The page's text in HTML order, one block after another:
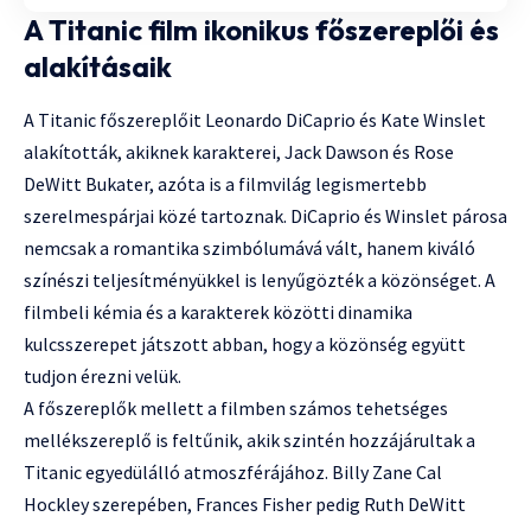
A Titanic film ikonikus főszereplői és
alakításaik
A Titanic főszereplőit Leonardo DiCaprio és Kate Winslet
alakították, akiknek karakterei, Jack Dawson és Rose
DeWitt Bukater, azóta is a filmvilág legismertebb
szerelmespárjai közé tartoznak. DiCaprio és Winslet párosa
nemcsak a romantika szimbólumává vált, hanem kiváló
színészi teljesítményükkel is lenyűgözték a közönséget. A
filmbeli kémia és a karakterek közötti dinamika
kulcsszerepet játszott abban, hogy a közönség együtt
tudjon érezni velük.
A főszereplők mellett a filmben számos tehetséges
mellékszereplő is feltűnik, akik szintén hozzájárultak a
Titanic egyedülálló atmoszférájához. Billy Zane Cal
Hockley szerepében, Frances Fisher pedig Ruth DeWitt